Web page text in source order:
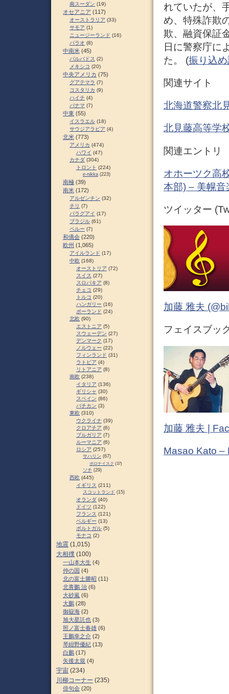
れていたが、
め、特殊詐欺
欺、融資保証
日に警察庁に
た。 (振り込
関連サイト
北海道警察北
北見藤高等学
関連エントリ
オホーツク高
本部) – 美幌
ツイッター
加藤 雅夫
フェイスブッ
加藤 雅夫 |
Masao Kato –
南スーダン (19)
オセアニア (117)
オーストラリア (33)
サモア (1)
ニュージーランド (16)
パラオ (8)
中南米 (45)
バルバドス (2)
メキシコ (20)
中央アメリカ (75)
グアテマラ (7)
コスタリカ (9)
ハイチ (4)
パナマ (7)
中東 (55)
イスラエル (18)
サウジアラビア (4)
北米 (773)
アメリカ (474)
ハワイ (47)
カナダ (304)
トロント (224)
e-nikka (223)
南極 (39)
南米 (172)
アルゼンチン (32)
チリ (7)
パラグアイ (17)
ブラジル (61)
ペルー (7)
和僑会 (220)
欧州 (1,065)
アイルランド (17)
中欧 (168)
オーストリア (72)
スイス (27)
スロパキア (8)
チェコ (29)
トルコ (20)
ハンガリー (16)
ポーランド (24)
北欧 (90)
エストニア (5)
スウェーデン (27)
デンマーク (17)
ノルウェー (22)
フィンランド (31)
ラトビア (4)
リトアニア (8)
南欧 (238)
イタリア (136)
ギリシャ (30)
スペイン (86)
バチカン (3)
東欧 (310)
ウクライナ (39)
クロアチア (6)
ブルガリア (7)
ルーマニア (6)
ロシア (257)
サハリン (67)
ポロナイスク (37)
ソチ (29)
西欧 (445)
イギリス (211)
スコットランド (15)
オランダ (40)
ドイツ (122)
フランス (121)
ベルギー (13)
ポルトガル (5)
モナコ (2)
地震 (1,015)
大相撲 (100)
一山本大生 (4)
仲の国 (4)
北の富士勝昭 (11)
北青鵬 治 (6)
大砂嵐 (6)
大鵬 (28)
御嶽海 (2)
旭大星託也 (3)
照ノ富士春雄 (6)
王鵬幸之介 (2)
琴紺野優紀 (13)
白鵬 (17)
矢後太規 (4)
宇宙 (234)
川柳コーナー (235)
俳句会 (20)